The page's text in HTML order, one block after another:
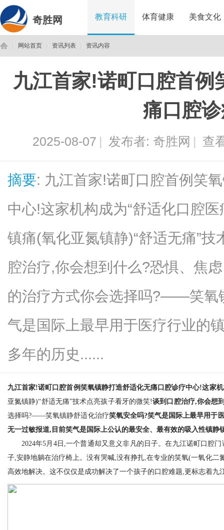
奇胜网 教育科研 体育健康 美食文化
网站首页
›
资讯列表
›
资讯内容
九江首家!诺町口腔首例
痛口腔
2025-08-07 | 发布者: 奇胜网 | 查
摘要: 九江首家!诺町口腔首例笑
中心!这家机构成为“舒适化口腔
镇痛(氧化亚氮镇静)“舒适无痛”
腔治疗,你会想到什么?恐惧、焦
的治疗方式你会选择吗?——笑氧
气是国际上最早用于医疗行业的
多年的历史......
九江首家!诺町口腔首例笑氧镇静打造舒适化无痛口腔诊疗中心!这家
亚氮镇静)“舒适无痛”技术点亮孩子看牙的微笑!谈到口腔治疗,你会想
选择吗?——笑氧镇静舒适化治疗笑氧安全吗?笑气是国际上最早用于
无一过敏报道,目前笑气是国际上公认的最安全、最有效的吸入性镇静
2024年5月4日,一个普通却又意义非凡的日子。在九江诺町口腔门
子,安静地躺在治疗椅上。没有哭喊,没有挣扎,在专业的笑氧(一氧化
高效地解决。这不仅仅是成功解决了一个孩子的口腔难题,更标志着